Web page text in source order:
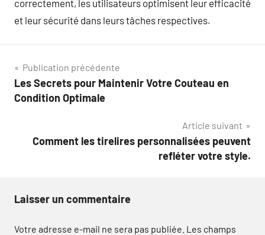
correctement, les utilisateurs optimisent leur efficacité
et leur sécurité dans leurs tâches respectives.
Navigation
de
Publication précédente
Les Secrets pour Maintenir Votre Couteau en
Condition Optimale
Article suivant
Comment les tirelires personnalisées peuvent
refléter votre style.
Laisser un commentaire
Votre adresse e-mail ne sera pas publiée. Les champs